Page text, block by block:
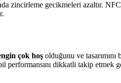
zincirleme gecikmeleri azaltır.
çok hoş olduğunu ve
performansını dikkatli takip etmek